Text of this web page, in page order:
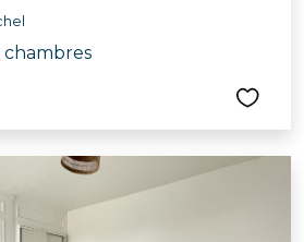
chambres